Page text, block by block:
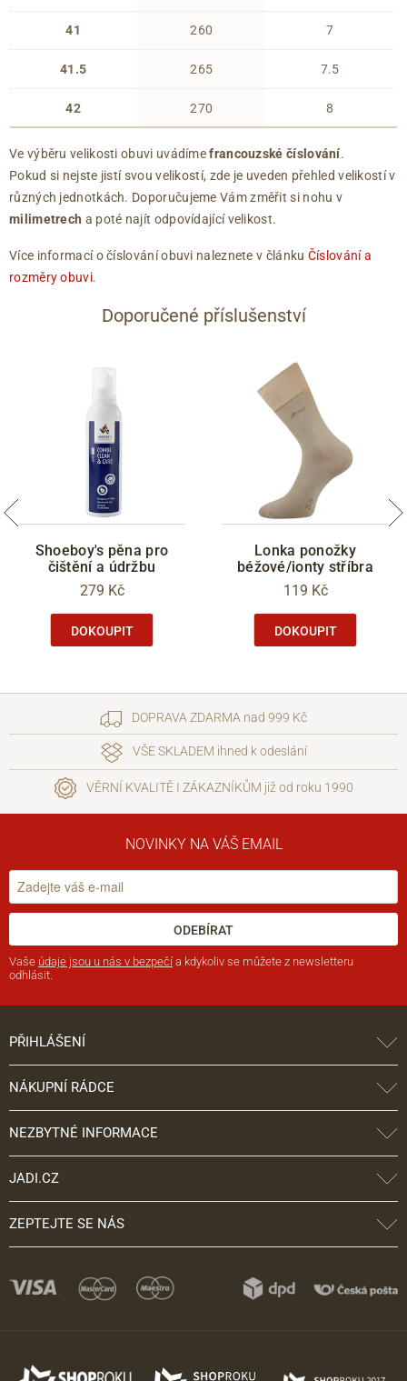
41
41.5
42
260
265
270
7
7.5
8
Ve výběru velikosti obuvi uvádímefrancouzské číslování.
Pokud si nejste jistí svou velikostí, zde je uveden přehled velikostí v
různých jednotkách. Doporučujeme Vám změřit si nohu v
milimetrech a poté najít odpovídající velikost.
Více informací o číslování obuvi naleznete v článku Číslování a
rozměry obuvi.
Doporučené příslušenství
Shoeboy's pěna pro
čištění a údržbu
279 Kč
DOKOUPIT
Lonka ponožky
béžové/ionty stříbra
119 Kč
DOKOUPIT
DOPRAVA ZDARMA nad 999 Kč
VŠE SKLADEM ihned k odeslání
VĚRNÍ KVALITĚ I ZÁKAZNÍKŮM již od roku 1990
NOVINKY NA VÁŠ EMAIL
ODEBÍRAT
Vaše údaje jsou u nás v bezpečí a kdykoliv se můžete z newsletteru
odhlásit.
PŘIHLÁŠENÍ
NÁKUPNÍ RÁDCE
NEZBYTNÉ INFORMACE
JADI.CZ
ZEPTEJTE SE NÁS